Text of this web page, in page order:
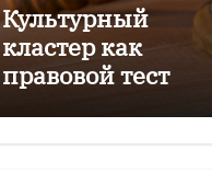
Культурный
кластер как
правовой тест